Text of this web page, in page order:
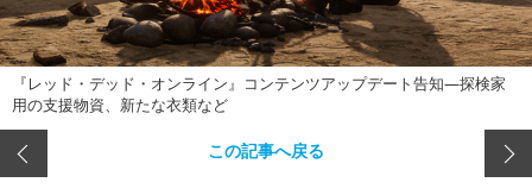
『レッド・デッド・オンライン』コンテンツアップデート告知―探検家
用の支援物資、新たな衣類など
この記事へ戻る